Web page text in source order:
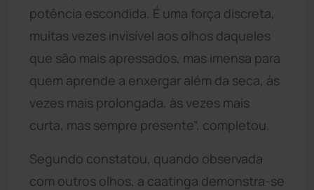
potência escondida. É uma força discreta,
muitas vezes invisível aos olhos daqueles
que são mais apressados, mas imensa para
quem aprende a enxergar além da seca, às
vezes mais prolongada, às vezes mais
curta, mas sempre presente”, completou.
Segundo constatou, quando observada
com outros olhos, a caatinga demonstra-se